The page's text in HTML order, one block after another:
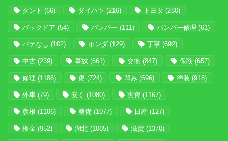
タント (66) ダイハツ (216) トヨタ (280)
バックドア (54) バンパー (111) バンパー修理 (61)
パテなし (102) ホンダ (129) 丁寧 (692)
中古 (239) 事故 (661) 交換 (847) 保険 (657)
修理 (1186) 傷 (724) 凹み (696) 塗装 (918)
外車 (79) 安く (1080) 実費 (1167)
彦根 (1106) 整備 (1077) 日産 (127)
板金 (952) 湖北 (1085) 滋賀 (1370)